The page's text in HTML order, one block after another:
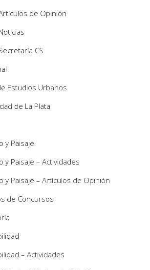
de Opinión
CS
Estudios Urbanos
de La Plata
y Paisaje
y Paisaje – Actividades
y Paisaje – Artículos de Opinión
de Concursos
– Actividades